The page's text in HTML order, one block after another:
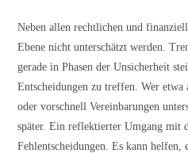
Neben allen rechtlichen und
Ebene nicht unterschätzt werden.
gerade in Phasen der Unsicherheit
Entscheidungen zu treffen. Wer etwa
oder vorschnell Vereinbarungen
später. Ein reflektierter Umgang mit
Fehlentscheidungen. Es kann